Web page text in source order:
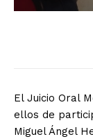
El Juicio Oral
ellos de
Miguel Ángel